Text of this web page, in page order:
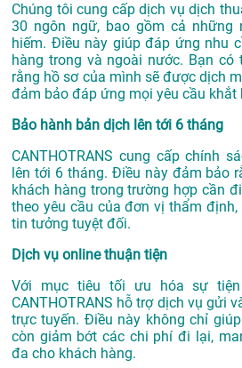
Chúng tôi cung cấp dịch vụ dịch
30 ngôn ngữ, bao gồm cả những
hiếm. Điều này giúp đáp ứng nhu
hàng trong và ngoài nước. Bạn có
rằng hồ sơ của mình sẽ được dịch
đảm bảo đáp ứng mọi yêu cầu khắt
Bảo hành bản dịch lên tới 6 tháng
CANTHOTRANS cung cấp chính
lên tới 6 tháng. Điều này đảm bảo
khách hàng trong trường hợp cần
theo yêu cầu của đơn vị thẩm
tin tưởng tuyệt đối.
Dịch vụ online thuận tiện
Với mục tiêu tối ưu hóa sự
CANTHOTRANS hỗ trợ dịch vụ gửi
trực tuyến. Điều này không chỉ
còn giảm bớt các chi phí đi lại,
đa cho khách hàng.